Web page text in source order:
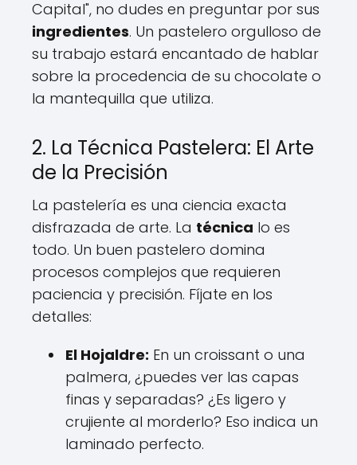
Capital", no dudes en preguntar por sus
ingredientes. Un pastelero orgulloso de
su trabajo estará encantado de hablar
sobre la procedencia de su chocolate o
la mantequilla que utiliza.
2. La Técnica Pastelera: El Arte
de la Precisión
La pastelería es una ciencia exacta
disfrazada de arte. La técnica lo es
todo. Un buen pastelero domina
procesos complejos que requieren
paciencia y precisión. Fíjate en los
detalles:
El Hojaldre: En un croissant o una
palmera, ¿puedes ver las capas
finas y separadas? ¿Es ligero y
crujiente al morderlo? Eso indica un
laminado perfecto.